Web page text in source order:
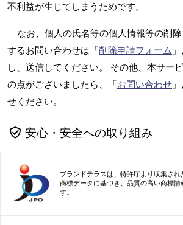
不利益が生じてしまうためです。
なお、個人の氏名等の個人情報等の削
するお問い合わせは「削除申請フォーム
し、送信してください。 その他、本サー
の点がございましたら、「お問い合わせ
せください。
安心・安全への取り組み
ブランドテラスは、特許庁より収集さ
商標データに基づき、品質の高い商標情
す。